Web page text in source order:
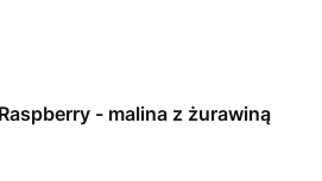
- malina z żurawiną